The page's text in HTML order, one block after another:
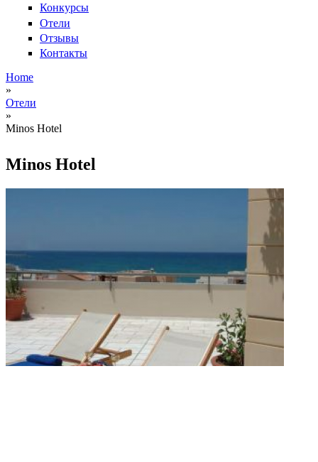
Конкурсы
Отели
Отзывы
Контакты
Вы здесь
Home
»
Отели
»
Minos Hotel
Minos Hotel